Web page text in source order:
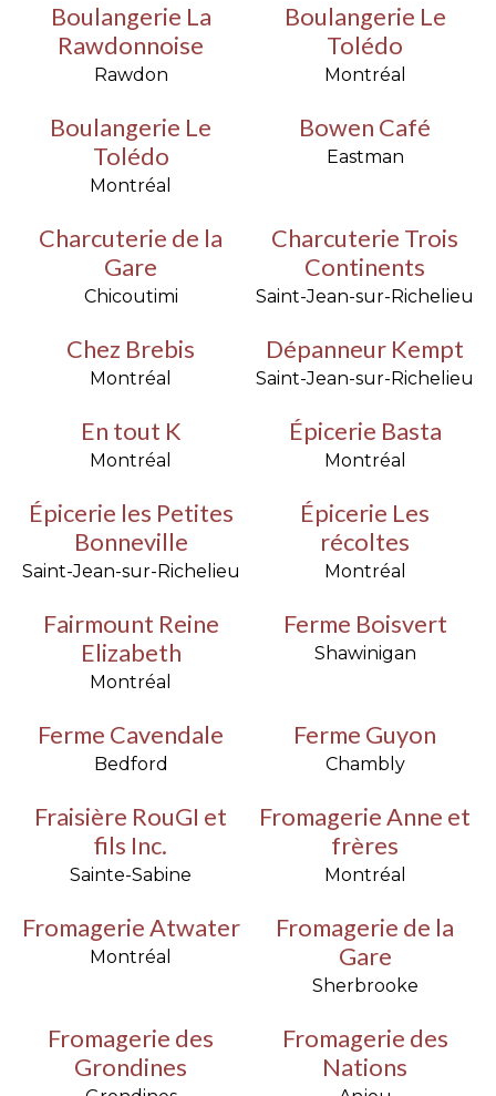
Boulangerie La
Rawdonnoise
Rawdon
Boulangerie Le
Tolédo
Montréal
Boulangerie Le
Tolédo
Montréal
Bowen Café
Eastman
Charcuterie de la
Gare
Chicoutimi
Charcuterie Trois
Continents
Saint-Jean-sur-Richelieu
Chez Brebis
Montréal
Dépanneur Kempt
Saint-Jean-sur-Richelieu
En tout K
Montréal
Épicerie Basta
Montréal
Épicerie les Petites
Bonneville
Saint-Jean-sur-Richelieu
Épicerie Les
récoltes
Montréal
Fairmount Reine
Elizabeth
Montréal
Ferme Boisvert
Shawinigan
Ferme Cavendale
Bedford
Ferme Guyon
Chambly
Fraisière RouGI et
fils Inc.
Sainte-Sabine
Fromagerie Anne et
frères
Montréal
Fromagerie Atwater
Montréal
Fromagerie de la
Gare
Sherbrooke
Fromagerie des
Grondines
Fromagerie des
Nations